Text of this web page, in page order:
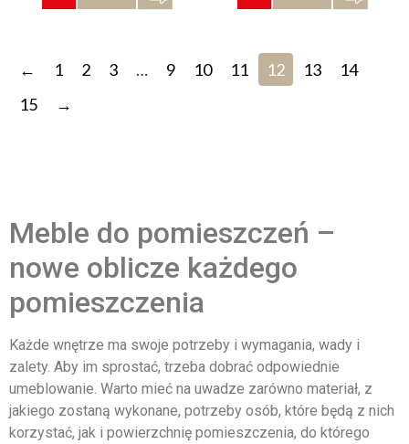
← 1 2 3 … 9 10 11 12 13
14
15
→
Meble do pomieszczeń –
nowe oblicze każdego
pomieszczenia
Każde wnętrze ma swoje potrzeby i wymagania, wady i
zalety. Aby im sprostać, trzeba dobrać odpowiednie
umeblowanie. Warto mieć na uwadze zarówno materiał, z
jakiego zostaną wykonane, potrzeby osób, które będą z nich
korzystać, jak i powierzchnię pomieszczenia, do którego